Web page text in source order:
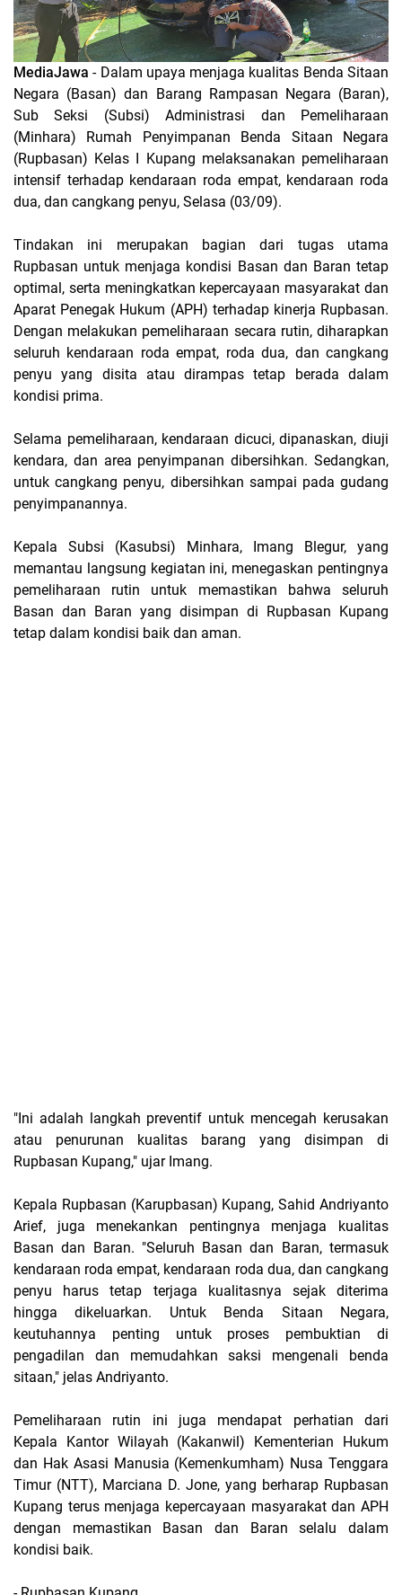
MediaJawa- Dalam upaya menjaga kualitas Benda Sitaan
Negara (Basan) dan Barang Rampasan Negara (Baran),
Sub Seksi (Subsi) Administrasi dan Pemeliharaan
(Minhara) Rumah Penyimpanan Benda Sitaan Negara
(Rupbasan) Kelas I Kupang melaksanakan pemeliharaan
intensif terhadap kendaraan roda empat, kendaraan roda
dua, dan cangkang penyu, Selasa (03/09).
Tindakan ini merupakan bagian dari tugas utama
Rupbasan untuk menjaga kondisi Basan dan Baran tetap
optimal, serta meningkatkan kepercayaan masyarakat dan
Aparat Penegak Hukum (APH) terhadap kinerja Rupbasan.
Dengan melakukan pemeliharaan secara rutin, diharapkan
seluruh kendaraan roda empat, roda dua, dan cangkang
penyu yang disita atau dirampas tetap berada dalam
kondisi prima.
Selama pemeliharaan, kendaraan dicuci, dipanaskan, diuji
kendara, dan area penyimpanan dibersihkan. Sedangkan,
untuk cangkang penyu, dibersihkan sampai pada gudang
penyimpanannya.
Kepala Subsi (Kasubsi) Minhara, Imang Blegur, yang
memantau langsung kegiatan ini, menegaskan pentingnya
pemeliharaan rutin untuk memastikan bahwa seluruh
Basan dan Baran yang disimpan di Rupbasan Kupang
tetap dalam kondisi baik dan aman.
"Ini adalah langkah preventif untuk mencegah kerusakan
atau penurunan kualitas barang yang disimpan di
Rupbasan Kupang," ujar Imang.
Kepala Rupbasan (Karupbasan) Kupang, Sahid Andriyanto
Arief, juga menekankan pentingnya menjaga kualitas
Basan dan Baran. "Seluruh Basan dan Baran, termasuk
kendaraan roda empat, kendaraan roda dua, dan cangkang
penyu harus tetap terjaga kualitasnya sejak diterima
hingga dikeluarkan. Untuk Benda Sitaan Negara,
keutuhannya penting untuk proses pembuktian di
pengadilan dan memudahkan saksi mengenali benda
sitaan," jelas Andriyanto.
Pemeliharaan rutin ini juga mendapat perhatian dari
Kepala Kantor Wilayah (Kakanwil) Kementerian Hukum
dan Hak Asasi Manusia (Kemenkumham) Nusa Tenggara
Timur (NTT), Marciana D. Jone, yang berharap Rupbasan
Kupang terus menjaga kepercayaan masyarakat dan APH
dengan memastikan Basan dan Baran selalu dalam
kondisi baik.